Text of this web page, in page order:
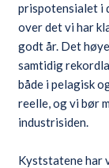
prispotensialet i
over det vi har
godt år. Det
samtidig
både i pelagisk
reelle, og vi bør
industrisiden.
Kyststatene har